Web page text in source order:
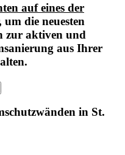
auf eines der
um die neuesten
zur aktiven und
aus Ihrer
in St.